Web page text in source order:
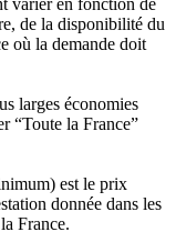
de la disponibilité du
où la demande doit
larges économies
“Toute la France”
est le prix
donnée dans les
France.